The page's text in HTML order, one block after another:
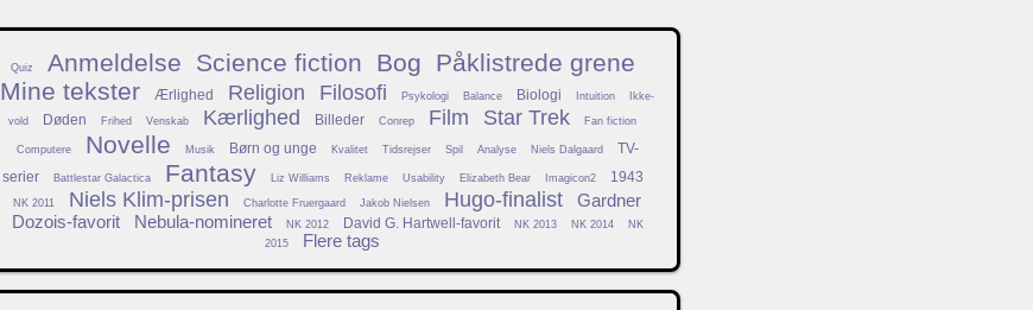
Quiz Anmeldelse Science fiction Bog
Påklistrede grene
Mine tekster
Ærlighed Religion Filosofi Psykologi Balance Biologi Intuition Ikke-
vold Døden Frihed Venskab Kærlighed Billeder Conrep Film Star Trek Fan fiction
Computere Novelle Musik Børn og unge Kvalitet Tidsrejser Spil Analyse Niels Dalgaard
TV-
serier
Battlestar Galactica Fantasy Liz Williams Reklame Usability Elizabeth Bear Imagicon2 1943
NK 2011 Niels Klim-prisen Charlotte Fruergaard Jakob Nielsen Hugo-finalist
Gardner
Dozois-favorit
Nebula-nomineret NK 2012 David G. Hartwell-favorit NK 2013 NK 2014
NK
2015
Flere tags